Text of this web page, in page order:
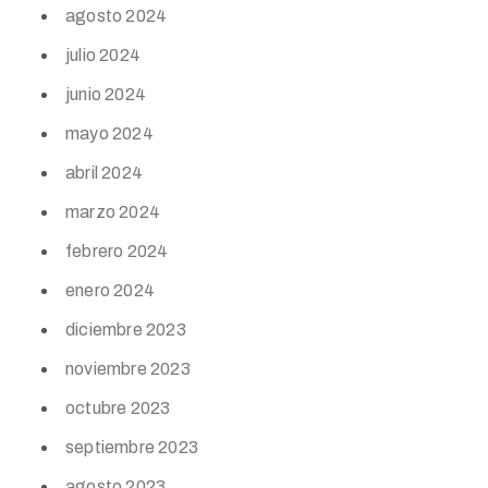
agosto 2024
julio 2024
junio 2024
mayo 2024
abril 2024
marzo 2024
febrero 2024
enero 2024
diciembre 2023
noviembre 2023
octubre 2023
septiembre 2023